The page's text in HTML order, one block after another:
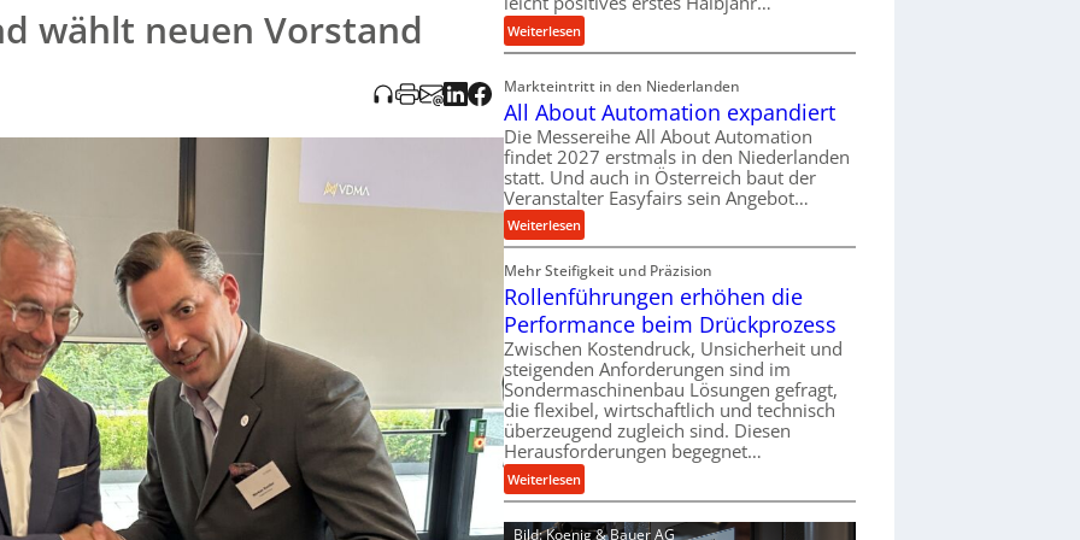
wählt neuen Vorstand
l
v
r
s
o
r
g
u
n
g
e
n
t
p
a
n
n
t
s
i
c
Weiterlesen:
M
c
h
i
n
e
n
a
u
-
B
e
s
t
e
l
l
n
Markteintritt in den Niederlanden
All About Automation expandiert
Die Messereihe All About Automation
findet 2027 erstmals in den Niederlanden
statt. Und auch in Österreich baut der
Veranstalter Easyfairs sein Angebot…
Weiterlesen:
A
l
l
b
o
u
t
A
u
t
o
m
Mehr Steifigkeit und Präzision
Rollenführungen erhöhen die
Performance beim Drückprozess
Zwischen Kostendruck, Unsicherheit und
steigenden Anforderungen sind im
Sondermaschinenbau Lösungen gefragt,
die flexibel, wirtschaftlich und technisch
überzeugend zugleich sind. Diesen
Herausforderungen begegnet…
Weiterlesen:
R
o
Bild: Koenig & Bauer AG